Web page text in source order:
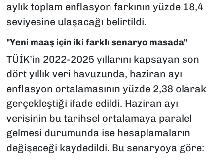
aylık toplam enflasyon farkının yüzde 18,4
seviyesine ulaşacağı belirtildi.
"Yeni maaş için iki farklı senaryo masada"
TÜİK’in 2022-2025 yıllarını kapsayan son
dört yıllık veri havuzunda, haziran ayı
enflasyon ortalamasının yüzde 2,38 olarak
gerçekleştiği ifade edildi. Haziran ayı
verisinin bu tarihsel ortalamaya paralel
gelmesi durumunda ise hesaplamaların
değişeceği kaydedildi. Bu senaryoya göre: